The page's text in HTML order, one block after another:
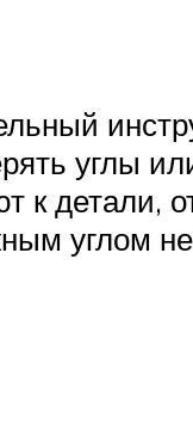
углы
к детали,
углом